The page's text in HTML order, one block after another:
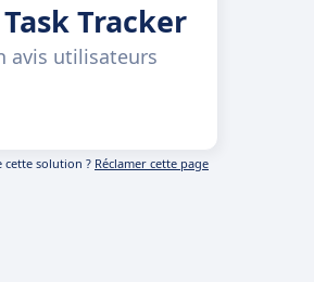
Tracker
avis utilisateurs
cette solution ? Réclamer cette page